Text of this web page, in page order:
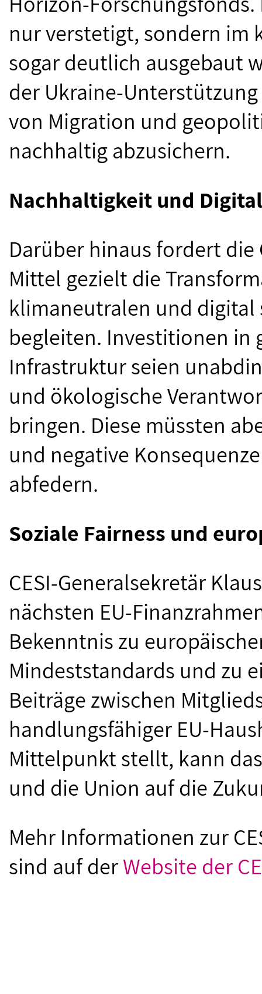
nur verstetigt, sondern im
sogar deutlich ausgebaut
der Ukraine-
von Migration und
nachhaltig abzusichern.
Nachhaltigkeit und
Darüber hinaus fordert die
Mittel gezielt die
klimaneutralen und digital
begleiten. Investitionen in
Infrastruktur seien
und ökologische
bringen. Diese müssten
und negative
abfedern.
Soziale Fairness und
CESI‐Generalsekretär
nächsten
Bekenntnis zu
Mindeststandards und zu
Beiträge zwischen
handlungsfähiger EU-
Mittelpunkt stellt, kann
und die Union auf die
Mehr Informationen zur
sind auf derWebsite der